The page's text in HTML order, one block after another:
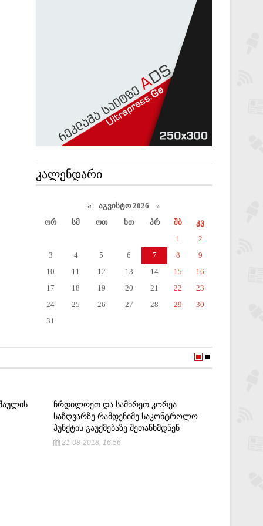
ᲙᲐᲚᲔᲜᲓᲐᲠᲘ
« აგვისტო 2026 »
ორ
სმ ოთ ხთ პრ შბ
კვ
1
2
3
4 5 6 7 8
9
10
11 12 13 14 15
16
17
18 19 20 21 22
23
24
25 26 27 28 29
30
31
ᲩᲠᲓᲘᲚᲝᲔᲗ ᲓᲐ ᲡᲐᲛᲮᲠᲔᲗ ᲙᲝᲠᲔᲐ
ᲡᲐᲖᲦᲕᲐᲠᲖᲔ ᲠᲐᲛᲓᲔᲜᲘᲛᲔ ᲡᲐᲙᲝᲜᲢᲠᲝᲚᲝ
ᲞᲣᲜᲥᲢᲘᲡ ᲒᲐᲣᲥᲛᲔᲑᲐᲖᲔ ᲨᲔᲗᲐᲜᲮᲛᲓᲜᲔᲜ
21-08-2018, 16:56